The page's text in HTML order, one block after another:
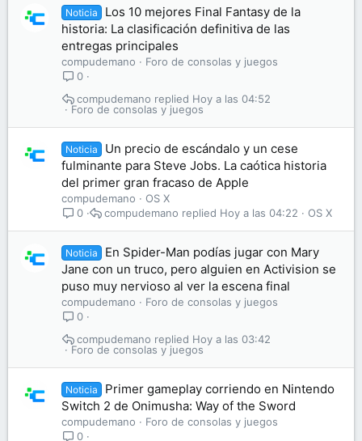
Noticia
Los 10 mejores Final Fantasy de la
historia: La clasificación definitiva de las
entregas principales
compudemano
Foro de consolas y juegos
0
Foro de consolas y juegos
Hoy a las 04:52
compudemano
Noticia
Un precio de escándalo y un cese
fulminante para Steve Jobs. La caótica historia
del primer gran fracaso de Apple
compudemano
OS X
0
OS X
Hoy a las 04:22
compudemano
Noticia
En Spider-Man podías jugar con Mary
Jane con un truco, pero alguien en Activision se
puso muy nervioso al ver la escena final
compudemano
Foro de consolas y juegos
0
Foro de consolas y juegos
Hoy a las 03:42
compudemano
Noticia
Primer gameplay corriendo en Nintendo
Switch 2 de Onimusha: Way of the Sword
compudemano
Foro de consolas y juegos
0